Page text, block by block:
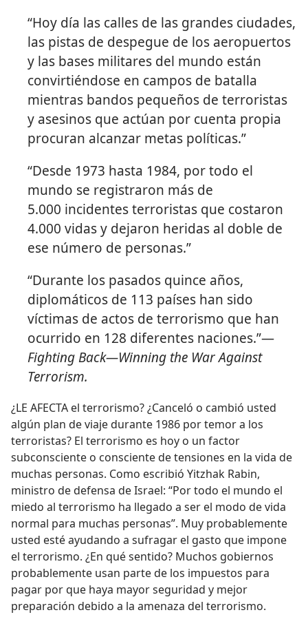
“Hoy día las calles de las grandes ciudades,
las pistas de despegue de los aeropuertos
y las bases militares del mundo están
convirtiéndose en campos de batalla
mientras bandos pequeños de terroristas
y asesinos que actúan por cuenta propia
procuran alcanzar metas políticas.”
“Desde 1973 hasta 1984, por todo el
mundo se registraron más de
5.000 incidentes terroristas que costaron
4.000 vidas y dejaron heridas al doble de
ese número de personas.”
“Durante los pasados quince años,
diplomáticos de 113 países han sido
víctimas de actos de terrorismo que han
ocurrido en 128 diferentes naciones.”—
Fighting Back—Winning the War Against
Terrorism.
¿LE AFECTA el terrorismo? ¿Canceló o cambió usted
algún plan de viaje durante 1986 por temor a los
terroristas? El terrorismo es hoy o un factor
subconsciente o consciente de tensiones en la vida de
muchas personas. Como escribió Yitzhak Rabin,
ministro de defensa de Israel: “Por todo el mundo el
miedo al terrorismo ha llegado a ser el modo de vida
normal para muchas personas”. Muy probablemente
usted esté ayudando a sufragar el gasto que impone
el terrorismo. ¿En qué sentido? Muchos gobiernos
probablemente usan parte de los impuestos para
pagar por que haya mayor seguridad y mejor
preparación debido a la amenaza del terrorismo.